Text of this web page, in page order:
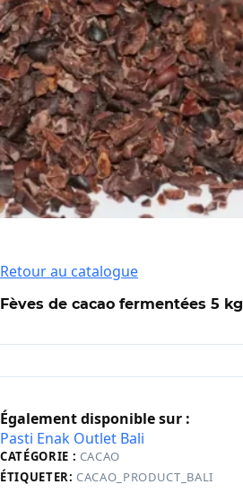
Retour au catalogue
Fèves de cacao fermentées 5 kg
Également disponible sur :
Pasti Enak Outlet Bali
CATÉGORIE : CACAO
ÉTIQUETER:CACAO_PRODUCT_BALI